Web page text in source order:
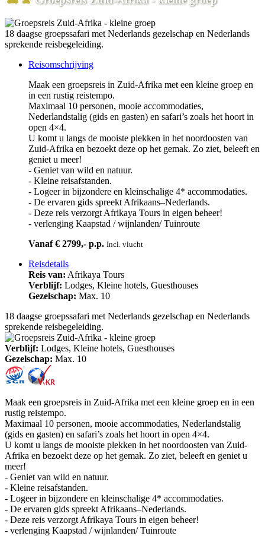
18 daagse groepssafari met Nederlands gezelschap en Nederlands
sprekende reisbegeleiding.
Reisomschrijving
Maak een groepsreis in Zuid-Afrika met een kleine groep en
in een rustig reistempo.
Maximaal 10 personen, mooie accommodaties,
Nederlandstalig (gids en gasten) en safari’s zoals het hoort in
open 4×4.
U komt u langs de mooiste plekken in het noordoosten van
Zuid-Afrika en bezoekt deze op het gemak. Zo ziet, beleeft en
geniet u meer!
- Geniet van wild en natuur.
- Kleine reisafstanden.
- Logeer in bijzondere en kleinschalige 4* accommodaties.
- De ervaren gids spreekt Afrikaans–Nederlands.
- Deze reis verzorgt Afrikaya Tours in eigen beheer!
- verlenging Kaapstad / wijnlanden/ Tuinroute
Vanaf € 2799,- p.p. Incl. vlucht
Reisdetails
Reis van: Afrikaya Tours
Verblijf: Lodges, Kleine hotels, Guesthouses
Gezelschap: Max. 10
18 daagse groepssafari met Nederlands gezelschap en Nederlands
sprekende reisbegeleiding.
Verblijf: Lodges, Kleine hotels, Guesthouses
Gezelschap: Max. 10
Maak een groepsreis in Zuid-Afrika met een kleine groep en in een
rustig reistempo.
Maximaal 10 personen, mooie accommodaties, Nederlandstalig
(gids en gasten) en safari’s zoals het hoort in open 4×4.
U komt u langs de mooiste plekken in het noordoosten van Zuid-
Afrika en bezoekt deze op het gemak. Zo ziet, beleeft en geniet u
meer!
- Geniet van wild en natuur.
- Kleine reisafstanden.
- Logeer in bijzondere en kleinschalige 4* accommodaties.
- De ervaren gids spreekt Afrikaans–Nederlands.
- Deze reis verzorgt Afrikaya Tours in eigen beheer!
- verlenging Kaapstad / wijnlanden/ Tuinroute